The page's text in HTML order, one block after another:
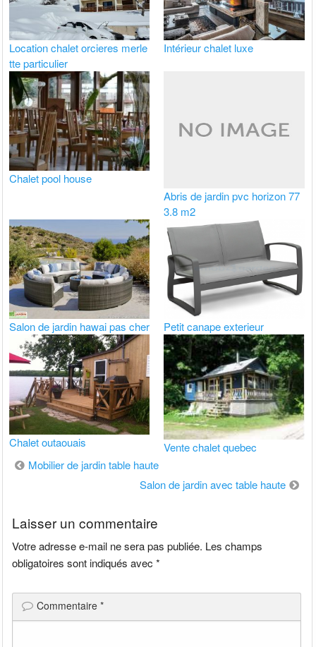
Location chalet orcieres merle
tte particulier
Intérieur chalet luxe
Chalet pool house
Abris de jardin pvc horizon 77
3.8 m2
Salon de jardin hawai pas cher Petit canape exterieur
Chalet outaouais Vente chalet quebec
Navigation
Mobilier de jardin table haute
Salon de jardin avec table haute
Laisser un commentaire
Votre adresse e-mail ne sera pas publiée. Les champs
obligatoires sont indiqués avec*
Commentaire*